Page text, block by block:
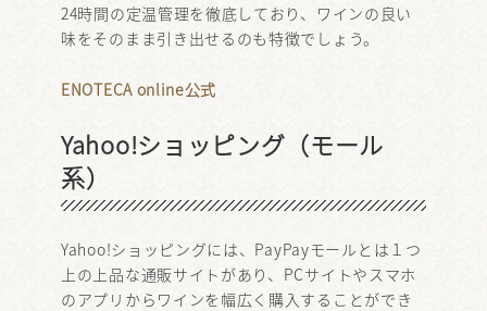
24時間の定温管理を徹底しており、ワインの良い
味をそのまま引き出せるのも特徴でしょう。
ENOTECA online公式
Yahoo!ショッピング（モール
系）
Yahoo!ショッピングには、PayPayモールとは１つ
上の上品な通販サイトがあり、PCサイトやスマホ
のアプリからワインを幅広く購入することができ